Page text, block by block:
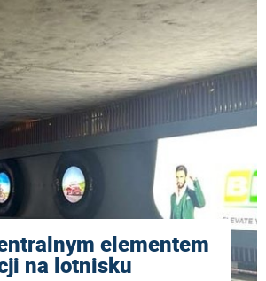
elementem
na lotnisku